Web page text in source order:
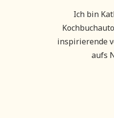
Ich bin
inspirierende
aufs